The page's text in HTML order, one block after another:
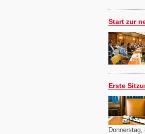
Start zur
Erste
Donnerstag,